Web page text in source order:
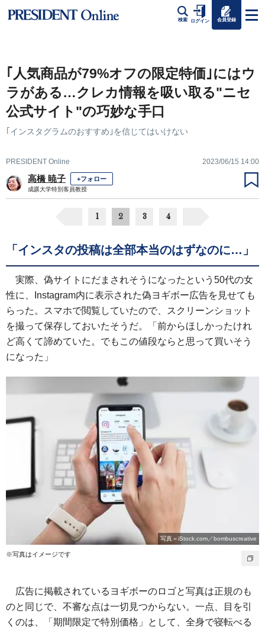
検索 ログイン 会員登録
｢人気商品が79%オフの限定特価｣にはウ
ラがある…クレカ情報を吸い取る"ニセ
公式サイト"の巧妙な手口
｢インスタグラムのおすすめ｣を信じてはいけない
PRESIDENT Online 2023/06/15 14:00
高橋 暁子 +フォロー
成蹊大学特別客員教授
1 2 3 4
「インスタの投稿は全部本当のはずなのに…」
実際、偽サイトにだまされそうになったという50代の女
性に、Instagram内に表示された偽ヨギボー広告を見せても
らった。スマホで閲覧していたので、スクリーンショット
を撮って保存しておいたそうだ。「前からほしかったけれ
ど高くて諦めていた。でもこの値段ならと思って買いそう
になった」
写真＝iStock.com／bombuscreative
※写真はイメージです
広告に掲載されているヨギボーのロゴと写真は正規のも
のと同じで、不審な点は一切見つからない。一点、目を引
くのは、「期間限定で特別価格」として、全身で寝転べる